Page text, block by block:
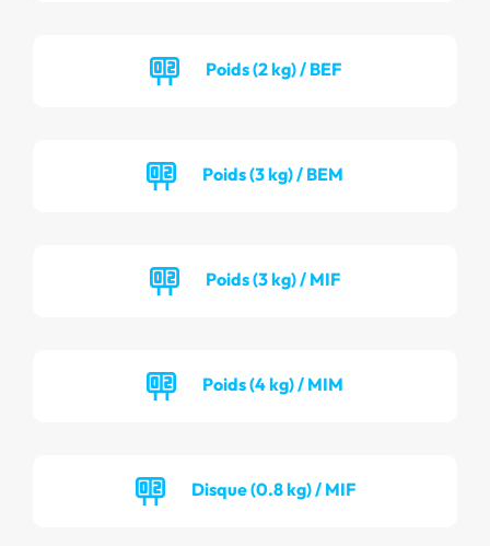
Poids (2 kg) / BEF
Poids (3 kg) / BEM
Poids (3 kg) / MIF
Poids (4 kg) / MIM
Disque (0.8 kg) / MIF